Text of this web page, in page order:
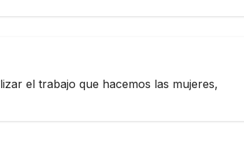
el trabajo que hacemos las mujeres,